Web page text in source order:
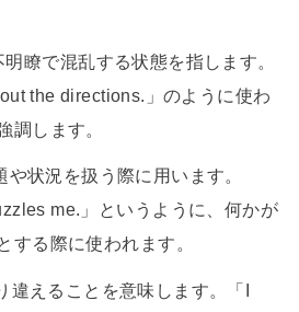
瞭で混乱する状態を指します。
the directions.」のように使わ
調します。
や状況を扱う際に用います。
me.」というように、何かが
する際に使われます。
違えることを意味します。「I